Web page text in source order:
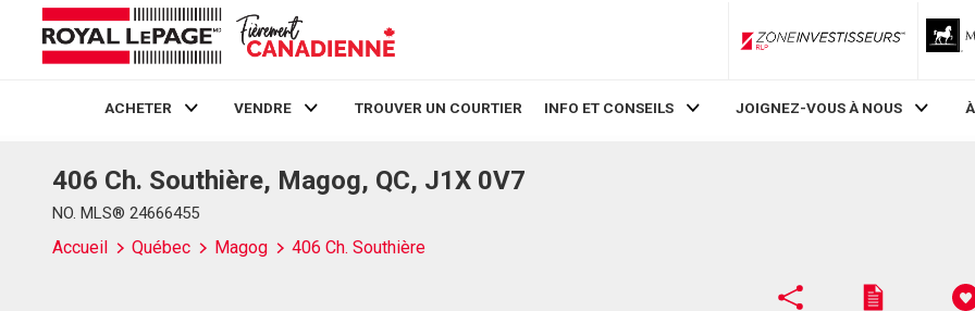
ZoneInvestisseurs RLP
ACHETER VENDRE TROUVER UN COURTIER INFO ET CONSEILS JOIGNEZ-VOUS À NOUS
406 Ch. Southière, Magog, QC, J1X 0V7
NO. MLS® 24666455
Accueil Québec Magog 406 Ch. Southière